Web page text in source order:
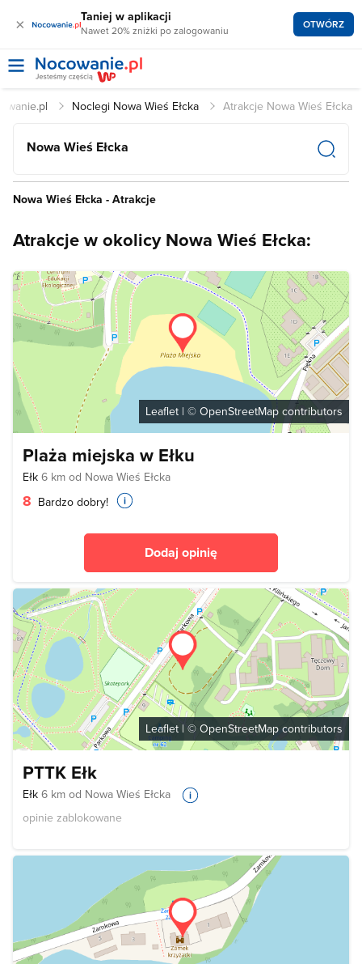
× Taniej w aplikacji
Nawet 20% zniżki po zalogowaniu OTWÓRZ
Noclegi Nowa Wieś Ełcka Atrakcje Nowa Wieś Ełcka
Nowa Wieś Ełcka
Nowa Wieś Ełcka - Atrakcje
Atrakcje w okolicy Nowa Wieś Ełcka:
Leaflet | © OpenStreetMap contributors
Plaża miejska w Ełku
Ełk 6 km od Nowa Wieś Ełcka
8 Bardzo dobry!
Dodaj opinię
Leaflet | © OpenStreetMap contributors
PTTK Ełk
Ełk 6 km od Nowa Wieś Ełcka
opinie zablokowane